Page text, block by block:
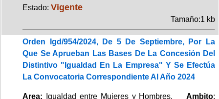
Estado: Vigente
Tamaño:1 kb
Orden Igd/954/2024, De 5 De Septiembre, Por La
Que Se Aprueban Las Bases De La Concesión Del
Distintivo "Igualdad En La Empresa" Y Se Efectúa
La Convocatoria Correspondiente Al Año 2024
Area: Igualdad entre Mujeres y Hombres. Ambito: